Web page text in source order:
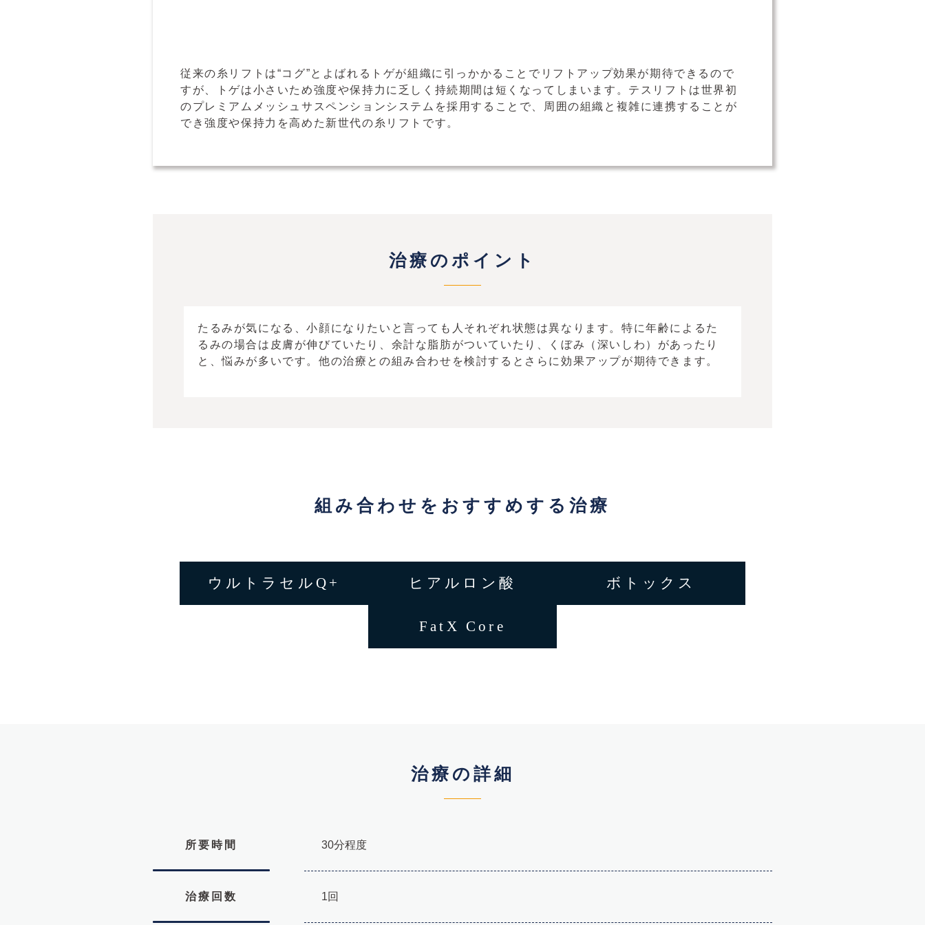
従来の糸リフトは“コグ”とよばれるトゲが組織に引っかかることでリフトアップ効果が期待できるので
すが、トゲは小さいため強度や保持力に乏しく持続期間は短くなってしまいます。テスリフトは世界初
のプレミアムメッシュサスペンションシステムを採用することで、周囲の組織と複雑に連携することが
でき強度や保持力を高めた新世代の糸リフトです。
治療のポイント
たるみが気になる、小顔になりたいと言っても人それぞれ状態は異なります。特に年齢によるた
るみの場合は皮膚が伸びていたり、余計な脂肪がついていたり、くぼみ（深いしわ）があったり
と、悩みが多いです。他の治療との組み合わせを検討するとさらに効果アップが期待できます。
組み合わせをおすすめする治療
ウルトラセルQ+ ヒアルロン酸 ボトックス
FatX Core
治療の詳細
所要時間 30分程度
治療回数 1回